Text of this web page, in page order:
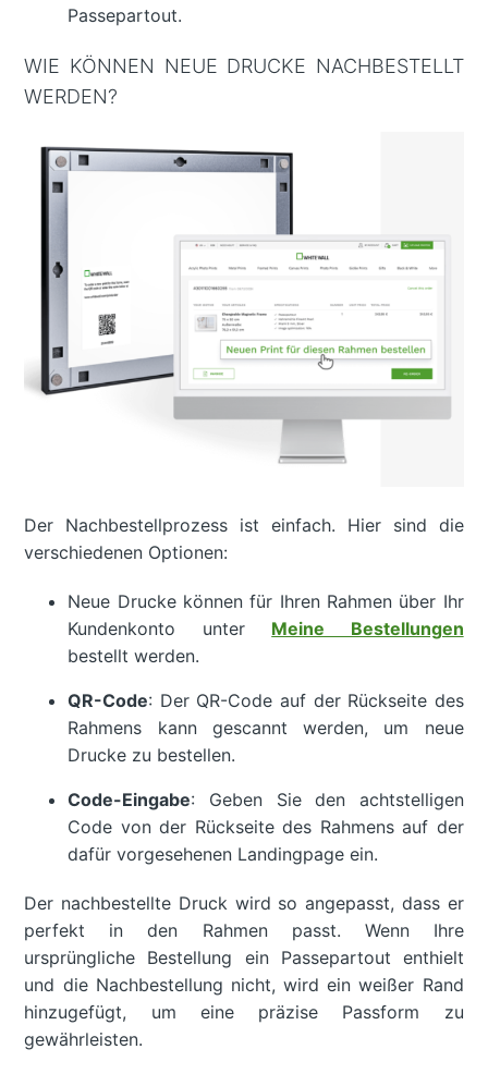
Passepartout.
WIE KÖNNEN NEUE DRUCKE NACHBESTELLT
WERDEN?
Der Nachbestellprozess ist einfach. Hier sind die
verschiedenen Optionen:
Neue Drucke können für Ihren Rahmen über Ihr
Kundenkonto unter Meine Bestellungen
bestellt werden.
QR-Code: Der QR-Code auf der Rückseite des
Rahmens kann gescannt werden, um neue
Drucke zu bestellen.
Code-Eingabe: Geben Sie den achtstelligen
Code von der Rückseite des Rahmens auf der
dafür vorgesehenen Landingpage ein.
Der nachbestellte Druck wird so angepasst, dass er
perfekt in den Rahmen passt. Wenn Ihre
ursprüngliche Bestellung ein Passepartout enthielt
und die Nachbestellung nicht, wird ein weißer Rand
hinzugefügt, um eine präzise Passform zu
gewährleisten.